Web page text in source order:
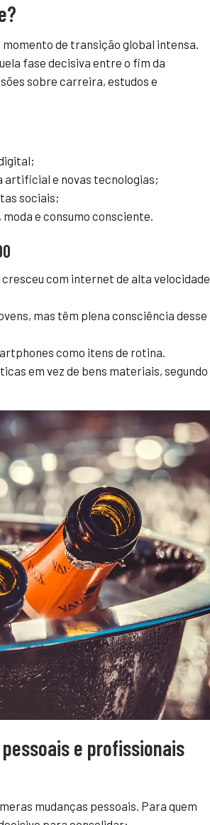
momento de transição global intensa.
fase decisiva entre o fim da
sobre carreira, estudos e
artificial e novas tecnologias;
sociais;
e consumo consciente.
com internet de alta velocidade
mas têm plena consciência desse
como itens de rotina.
em vez de bens materiais, segundo
e profissionais
mudanças pessoais. Para quem